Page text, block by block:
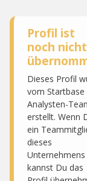
Profil ist
noch nicht
Dieses Profil
vom Startbase
Analysten-
erstellt. Wenn
ein
dieses
Unternehmens
kannst Du das